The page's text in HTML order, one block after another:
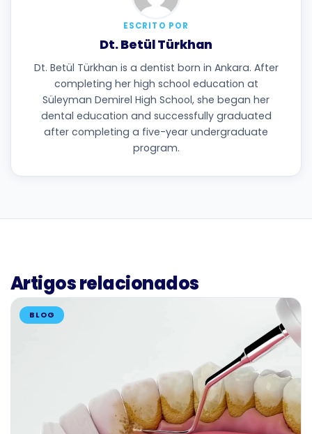
ESCRITO POR
Dt. Betül Türkhan
Dt. Betül Türkhan is a dentist born in Ankara. After
completing her high school education at
Süleyman Demirel High School, she began her
dental education and successfully graduated
after completing a five-year undergraduate
program.
Artigos relacionados
BLOG